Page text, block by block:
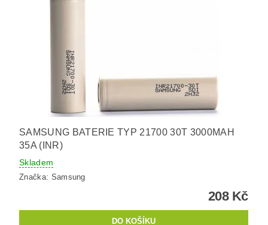
SAMSUNG BATERIE TYP 21700 30T 3000MAH
35A (INR)
Skladem
Značka: Samsung
208 Kč